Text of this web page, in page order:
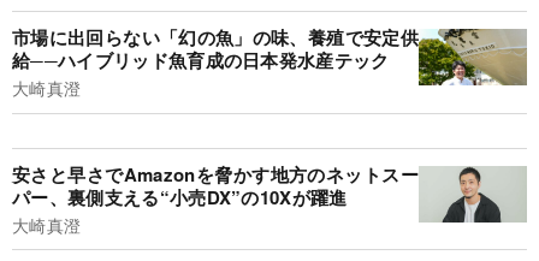
市場に出回らない「幻の魚」の味、養殖で安定供
給──ハイブリッド魚育成の日本発水産テック
大崎真澄
安さと早さでAmazonを脅かす地方のネットスー
パー、裏側支える“小売DX”の10Xが躍進
大崎真澄